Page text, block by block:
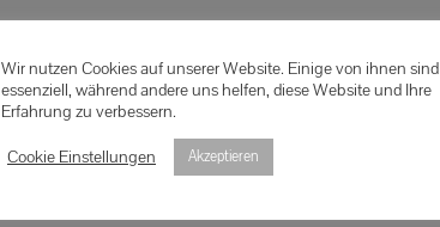
Wir nutzen Cookies auf unserer Website. Einige von ihnen sind
essenziell, während andere uns helfen, diese Website und Ihre
Erfahrung zu verbessern.
Cookie Einstellungen
Akzeptieren